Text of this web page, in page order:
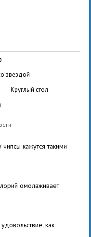
звездой
круглый стол
кажутся такими
омолаживает
как